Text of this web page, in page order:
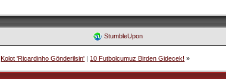
StumbleUpon
Kolot 'Ricardinho Gönderilsin' | 10 Futbolcumuz Birden Gidecek! »